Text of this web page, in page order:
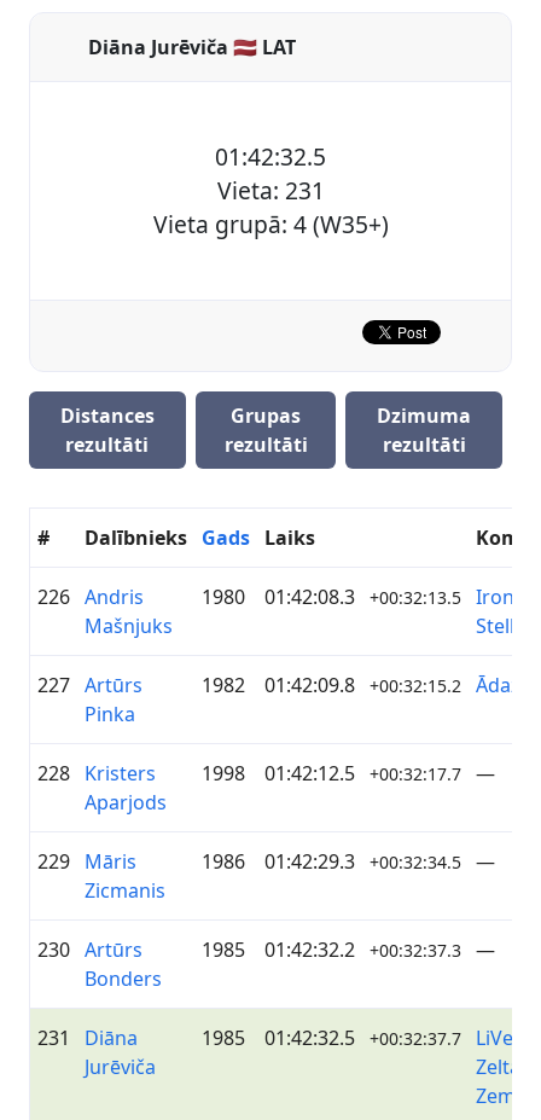
Diāna Jurēviča 🇱🇻 LAT
01:42:32.5
Vieta: 231
Vieta grupā: 4 (W35+)
Distances
rezultāti
Grupas
rezultāti
Dzimuma
rezultāti
# Dalībnieks Gads Laiks
226 Andris
Mašnjuks
1980 01:42:08.3 +00:32:13.5
Stell
227 Artūrs
Pinka
1982 01:42:09.8 +00:32:15.2
228 Kristers
Aparjods
1998 01:42:12.5 +00:32:17.7 —
229 Māris
Zicmanis
1986 01:42:29.3 +00:32:34.5 —
230 Artūrs
Bonders
1985 01:42:32.2 +00:32:37.3 —
231
Diāna
Jurēviča
1985 01:42:32.5 +00:32:37.7
LiVelo /
Zelta
Zeme